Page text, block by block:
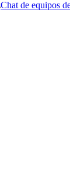
Chat de equipos